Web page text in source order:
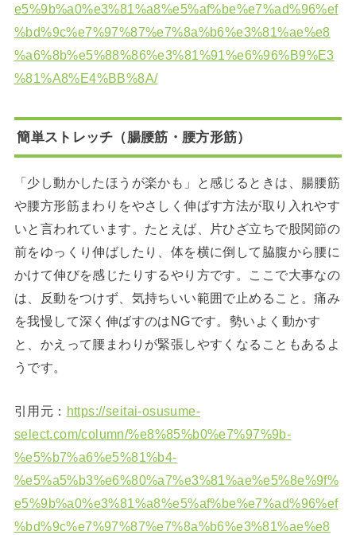
e5%9b%a0%e3%81%a8%e5%af%be%e7%ad%96%ef
%bd%9c%e7%97%87%e7%8a%b6%e3%81%ae%e8
%a6%8b%e5%88%86%e3%81%91%e6%96%B9%E3
%81%A8%E4%BB%8A/
簡単ストレッチ（腸腰筋・腰方形筋）
「少し動かしたほうが楽かも」と感じるときは、腸腰筋
や腰方形筋まわりをやさしく伸ばす方法が取り入れやす
いと言われています。たとえば、片ひざ立ちで股関節の
前をゆっくり伸ばしたり、体を横に倒して脇腹から腰に
かけて伸びを感じたりするやり方です。ここで大事なの
は、反動をつけず、気持ちいい範囲で止めること。痛み
を我慢して深く伸ばすのはNGです。勢いよく動かす
と、かえって腰まわりが緊張しやすくなることもあるよ
うです。
引用元： https://seitai-osusume-
select.com/column/%e8%85%b0%e7%97%9b-
%e5%b7%a6%e5%81%b4-
%e5%a5%b3%e6%80%a7%e3%81%ae%e5%8e%9f%
e5%9b%a0%e3%81%a8%e5%af%be%e7%ad%96%ef
%bd%9c%e7%97%87%e7%8a%b6%e3%81%ae%e8